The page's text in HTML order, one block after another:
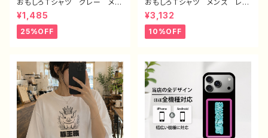
おもしろTシャツ グレー メン
ズ レディース 面白Tシャツ
かわいい おしゃれ イラス
ト ブタ 動物 ゆるかわ ゆ
るい ユニーク ネタ系 オリ
ーター クリエイター 絵師
オリジナル デザイン グッ
ズ 半袖シャツ デザイン コ
ラボ タイトル：豚王族（グレー）
作：んごミック C-3
¥1,485
25%OFF
おもしろTシャツ メンズ レデ
ィース 面白Tシャツ 文字
ネタTシャツ かわいい おしゃ
れ 個性的 おすすめ 半袖シ
ャツ デザイン コラボ オリ
ミック G-6
¥3,132
10%OFF